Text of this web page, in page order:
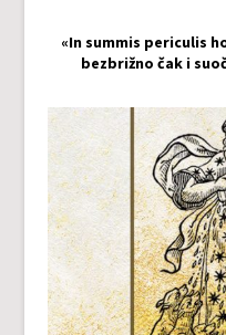
«In summis periculis
bezbrižno čak i